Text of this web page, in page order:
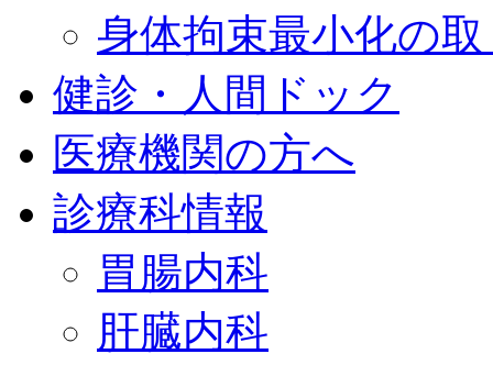
身体拘束最小化の
健診・人間ドック
医療機関の方へ
診療科情報
胃腸内科
肝臓内科